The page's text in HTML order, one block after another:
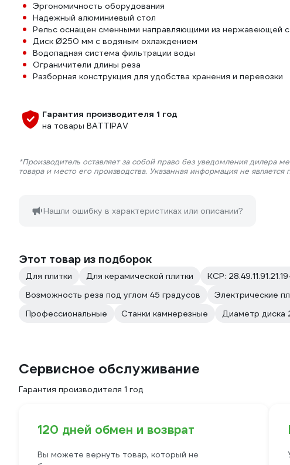
Эргономичность оборудования
Надежный алюминиевый стол
Рельс оснащен сменными направляющими из нержавеющей
Диск Ø250 мм с водяным охлаждением
Водопадная система фильтрации воды
Ограничители длины реза
Разборная конструкция для удобства хранения и перевозки
Гарантия производителя 1 год
на товары BATTIPAV
*Производитель оставляет за собой право без уведомления дилера
товара и место его производства. Указанная информация не является
Нашли ошибку в характеристиках или описании?
Этот товар из подборок
Для плитки Для керамической плитки КСР:
Возможность реза под углом 45 градусов
Электрические
Профессиональные
Станки камнерезные Диаметр диска
Сервисное обслуживание
Гарантия производителя 1 год
120 дней обмен и возврат
Вы можете вернуть товар, который не